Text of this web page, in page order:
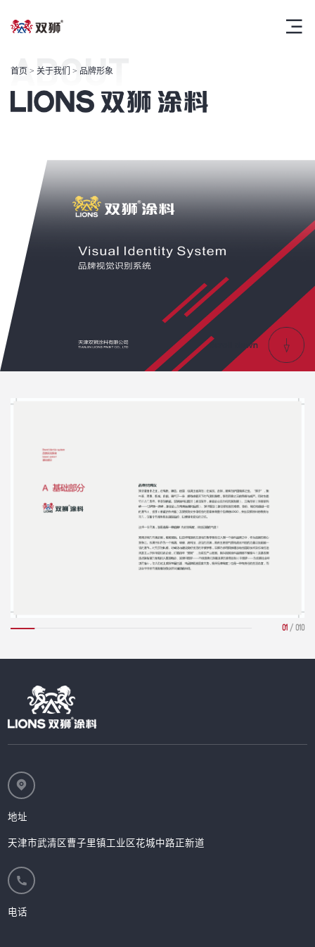
首页 > 关于我们 > 品牌形象
ABOUT
01 / 010
地址
天津市武清区曹子里镇工业区花城中路正新道
电话